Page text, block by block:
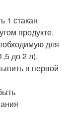
1 стакан
продукте.
для
до 2 л).
в первой